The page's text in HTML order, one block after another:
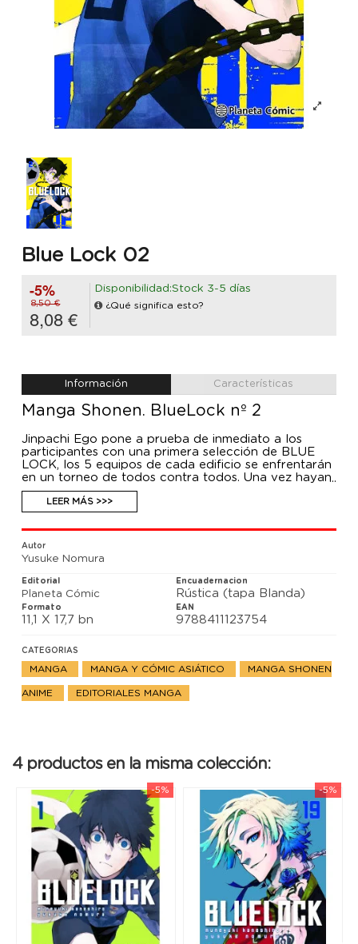
Blue Lock 02
-5%
8,50 €
8,08 €
Disponibilidad:Stock 3-5 días
¿Qué significa esto?
Información Características
Manga Shonen. BlueLock nº 2
Jinpachi Ego pone a prueba de inmediato a los
participantes con una primera selección de BLUE
LOCK, los 5 equipos de cada edificio se enfrentarán
en un torneo de todos contra todos. Una vez hayan
terminado los 10 partidos, los 2 equipos con más
puntos continuarán su formación aquí, mientras que
los otros 3 serán eliminados. Eso significa que
también serán expulsados de BLUE LOCK.
LEER MÁS >>>
Autor
Yusuke Nomura
Editorial
Planeta Cómic
Encuadernacion
Rústica (tapa Blanda)
Formato
11,1 X 17,7 bn
EAN
9788411123754
CATEGORIAS
MANGA MANGA Y CÓMIC ASIÁTICO MANGA SHONEN
ANIME EDITORIALES MANGA
4 productos en la misma colección:
-5% -5%